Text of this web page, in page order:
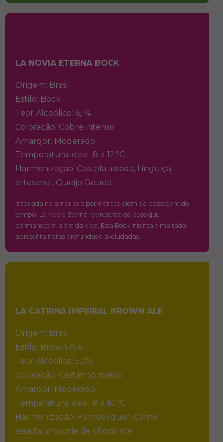
LA NOVIA ETERNA BOCK
Origem: Brasil
Estilo: Bock
Teor Alcoólico: 6,1%
Coloração: Cobre intenso
Amargor: Moderado
Temperatura ideal: 8 a 12 ºC
Harmonização: Costela assada, Linguiça
artesanal, Queijo Gouda.
Inspirada no amor que permanece além da passagem do
tempo, La Novia Eterna representa os laços que
permanecem além da vida. Essa Bock intensa e maltada
apresenta notas profundas e aveludadas.
LA CATRINA IMPERIAL BROWN ALE
Origem: Brasil
Estilo: Brown Ale
Teor Alcoólico: 5,0%
Coloração: Castanho médio
Amargor: Moderado
Temperatura ideal: 8 a 10 ºC
Harmonização: Hambúrguer, Carne
assada, Brownie de chocolate.